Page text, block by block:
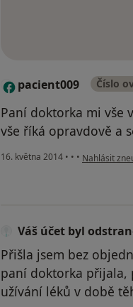
P pacient009 Číslo
Paní doktorka mi vše
vše říká opravdově a
16. května 2014 • • • podle
Nahlásit
Váš účet byl
Přišla jsem bez
paní doktorka přijala,
užívání léků v době